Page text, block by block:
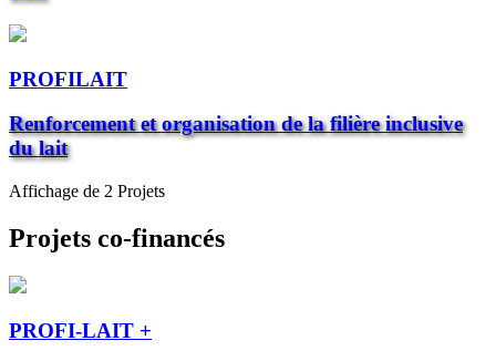
PROFILAIT
Renforcement et organisation de la filière inclusive
du lait
Affichage de 2 Projets
Projets co-financés
PROFI-LAIT +